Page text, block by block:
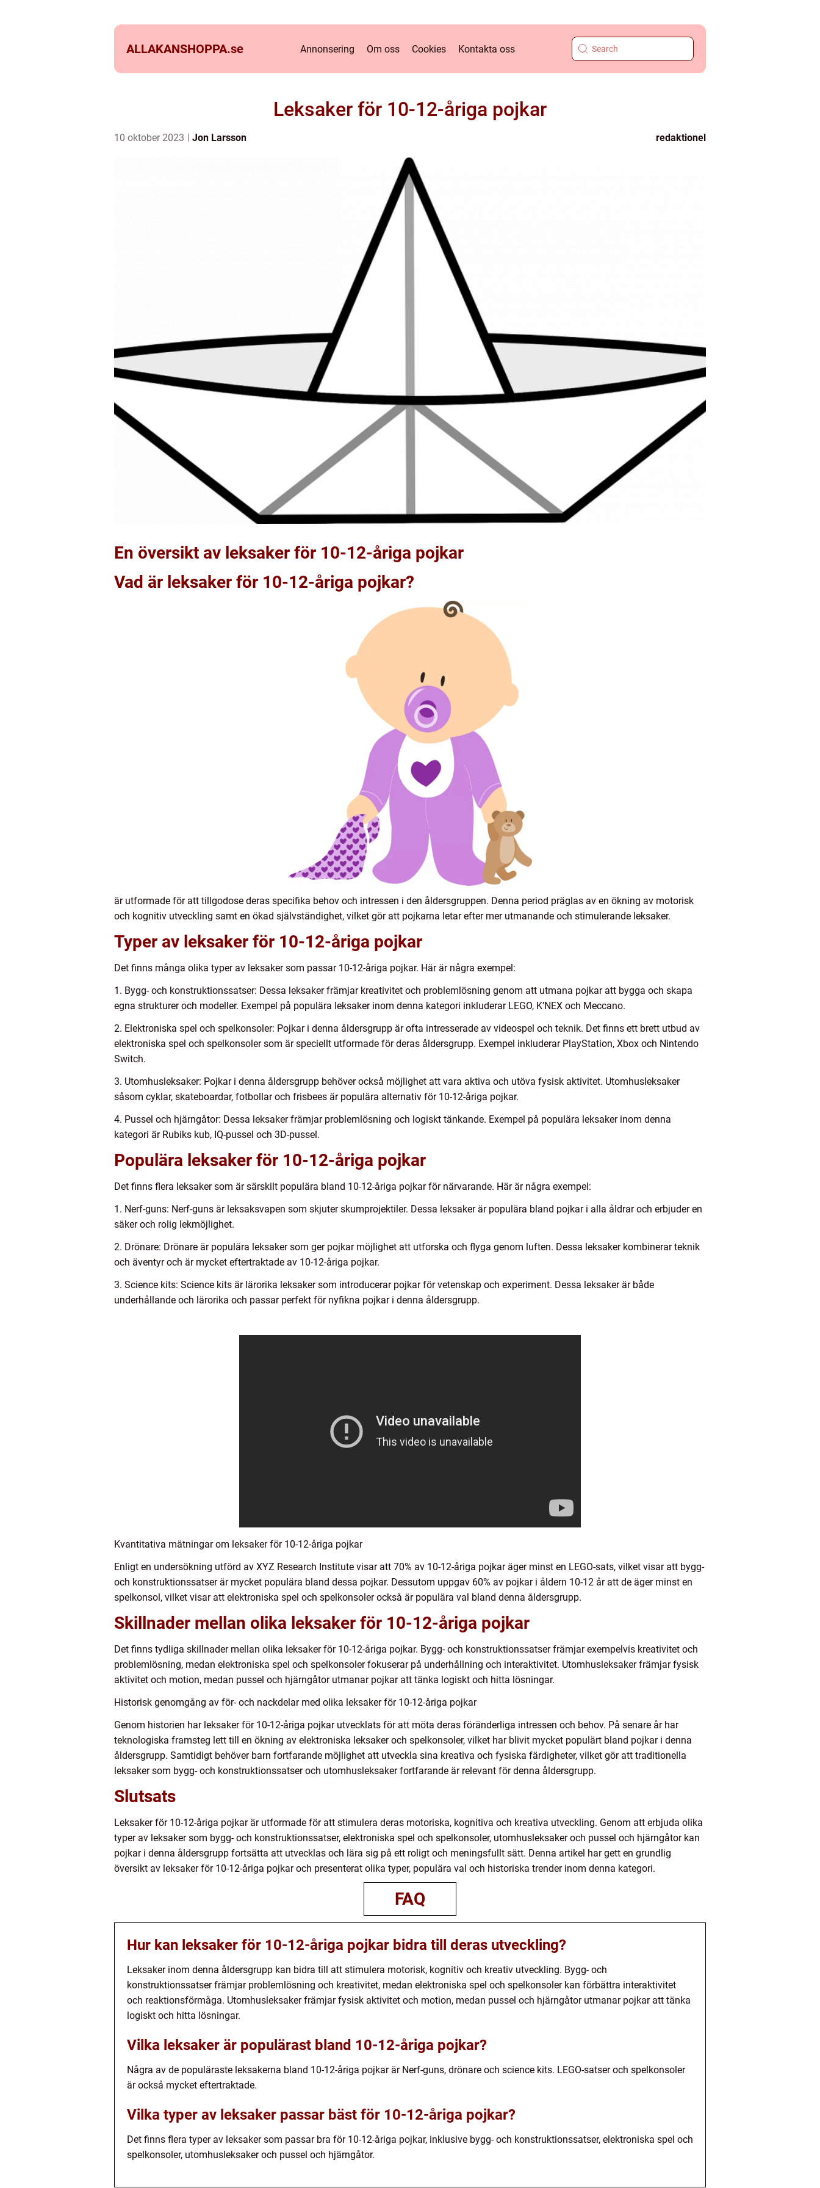
ALLAKANSHOPPA.se Annonsering Om oss Cookies Kontakta oss
Leksaker för 10-12-åriga pojkar
10 oktober 2023 Jon Larsson redaktionel
En översikt av leksaker för 10-12-åriga pojkar
Vad är leksaker för 10-12-åriga pojkar?
är utformade för att tillgodose deras specifika behov och intressen i den åldersgruppen. Denna period präglas av en ökning av motorisk
och kognitiv utveckling samt en ökad självständighet, vilket gör att pojkarna letar efter mer utmanande och stimulerande leksaker.
Typer av leksaker för 10-12-åriga pojkar
Det finns många olika typer av leksaker som passar 10-12-åriga pojkar. Här är några exempel:
1. Bygg- och konstruktionssatser: Dessa leksaker främjar kreativitet och problemlösning genom att utmana pojkar att bygga och skapa
egna strukturer och modeller. Exempel på populära leksaker inom denna kategori inkluderar LEGO, K’NEX och Meccano.
2. Elektroniska spel och spelkonsoler: Pojkar i denna åldersgrupp är ofta intresserade av videospel och teknik. Det finns ett brett utbud av
elektroniska spel och spelkonsoler som är speciellt utformade för deras åldersgrupp. Exempel inkluderar PlayStation, Xbox och Nintendo
Switch.
3. Utomhusleksaker: Pojkar i denna åldersgrupp behöver också möjlighet att vara aktiva och utöva fysisk aktivitet. Utomhusleksaker
såsom cyklar, skateboardar, fotbollar och frisbees är populära alternativ för 10-12-åriga pojkar.
4. Pussel och hjärngåtor: Dessa leksaker främjar problemlösning och logiskt tänkande. Exempel på populära leksaker inom denna
kategori är Rubiks kub, IQ-pussel och 3D-pussel.
Populära leksaker för 10-12-åriga pojkar
Det finns flera leksaker som är särskilt populära bland 10-12-åriga pojkar för närvarande. Här är några exempel:
1. Nerf-guns: Nerf-guns är leksaksvapen som skjuter skumprojektiler. Dessa leksaker är populära bland pojkar i alla åldrar och erbjuder en
säker och rolig lekmöjlighet.
2. Drönare: Drönare är populära leksaker som ger pojkar möjlighet att utforska och flyga genom luften. Dessa leksaker kombinerar teknik
och äventyr och är mycket eftertraktade av 10-12-åriga pojkar.
3. Science kits: Science kits är lärorika leksaker som introducerar pojkar för vetenskap och experiment. Dessa leksaker är både
underhållande och lärorika och passar perfekt för nyfikna pojkar i denna åldersgrupp.
Kvantitativa mätningar om leksaker för 10-12-åriga pojkar
Enligt en undersökning utförd av XYZ Research Institute visar att 70% av 10-12-åriga pojkar äger minst en LEGO-sats, vilket visar att bygg-
och konstruktionssatser är mycket populära bland dessa pojkar. Dessutom uppgav 60% av pojkar i åldern 10-12 år att de äger minst en
spelkonsol, vilket visar att elektroniska spel och spelkonsoler också är populära val bland denna åldersgrupp.
Skillnader mellan olika leksaker för 10-12-åriga pojkar
Det finns tydliga skillnader mellan olika leksaker för 10-12-åriga pojkar. Bygg- och konstruktionssatser främjar exempelvis kreativitet och
problemlösning, medan elektroniska spel och spelkonsoler fokuserar på underhållning och interaktivitet. Utomhusleksaker främjar fysisk
aktivitet och motion, medan pussel och hjärngåtor utmanar pojkar att tänka logiskt och hitta lösningar.
Historisk genomgång av för- och nackdelar med olika leksaker för 10-12-åriga pojkar
Genom historien har leksaker för 10-12-åriga pojkar utvecklats för att möta deras föränderliga intressen och behov. På senare år har
teknologiska framsteg lett till en ökning av elektroniska leksaker och spelkonsoler, vilket har blivit mycket populärt bland pojkar i denna
åldersgrupp. Samtidigt behöver barn fortfarande möjlighet att utveckla sina kreativa och fysiska färdigheter, vilket gör att traditionella
leksaker som bygg- och konstruktionssatser och utomhusleksaker fortfarande är relevant för denna åldersgrupp.
Slutsats
Leksaker för 10-12-åriga pojkar är utformade för att stimulera deras motoriska, kognitiva och kreativa utveckling. Genom att erbjuda olika
typer av leksaker som bygg- och konstruktionssatser, elektroniska spel och spelkonsoler, utomhusleksaker och pussel och hjärngåtor kan
pojkar i denna åldersgrupp fortsätta att utvecklas och lära sig på ett roligt och meningsfullt sätt. Denna artikel har gett en grundlig
översikt av leksaker för 10-12-åriga pojkar och presenterat olika typer, populära val och historiska trender inom denna kategori.
FAQ
Hur kan leksaker för 10-12-åriga pojkar bidra till deras utveckling?
Leksaker inom denna åldersgrupp kan bidra till att stimulera motorisk, kognitiv och kreativ utveckling. Bygg- och
konstruktionssatser främjar problemlösning och kreativitet, medan elektroniska spel och spelkonsoler kan förbättra interaktivitet
och reaktionsförmåga. Utomhusleksaker främjar fysisk aktivitet och motion, medan pussel och hjärngåtor utmanar pojkar att tänka
logiskt och hitta lösningar.
Vilka leksaker är populärast bland 10-12-åriga pojkar?
Några av de populäraste leksakerna bland 10-12-åriga pojkar är Nerf-guns, drönare och science kits. LEGO-satser och spelkonsoler
är också mycket eftertraktade.
Vilka typer av leksaker passar bäst för 10-12-åriga pojkar?
Det finns flera typer av leksaker som passar bra för 10-12-åriga pojkar, inklusive bygg- och konstruktionssatser, elektroniska spel och
spelkonsoler, utomhusleksaker och pussel och hjärngåtor.